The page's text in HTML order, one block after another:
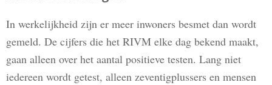
In werkelijkheid zijn er meer inwoners besmet dan wordt
gemeld. De cijfers die het RIVM elke dag bekend maakt,
gaan alleen over het aantal positieve testen. Lang niet
iedereen wordt getest, alleen zeventigplussers en mensen